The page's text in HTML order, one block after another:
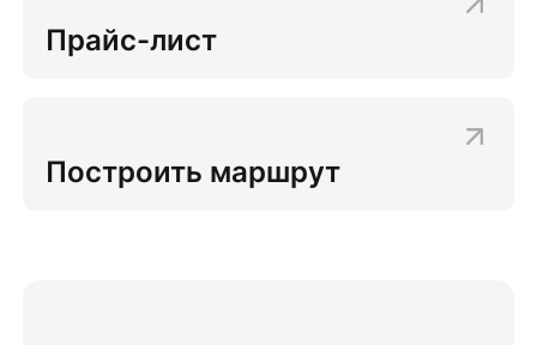
Прайс-лист
Построить маршрут